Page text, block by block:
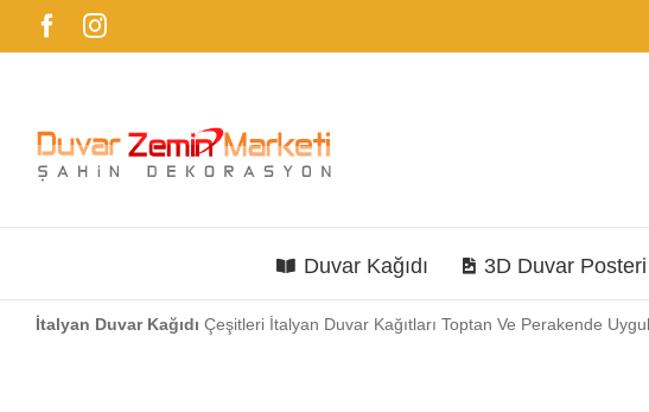
FacebookInstagram
Duvar Kağıdı 3D Duvar Posteri
İtalyan Duvar Kağıdı Çeşitleri İtalyan Duvar Kağıtları Toptan Ve Perakende